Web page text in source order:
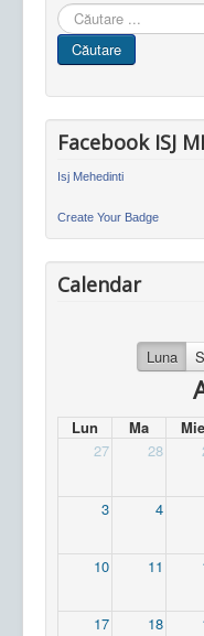
Cauta
in
site
Căutare
Facebook ISJ
Isj Mehedinti
Create Your Badge
Calendar
Luna
Lun Ma Mie
27
28
3 4
10 11
17 18